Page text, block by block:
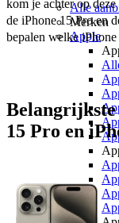
Alle
Merken
Apple
kom je achter op
de iPhone 15 Pro en
bepalen welke
Belangrijkste
15 Pro en